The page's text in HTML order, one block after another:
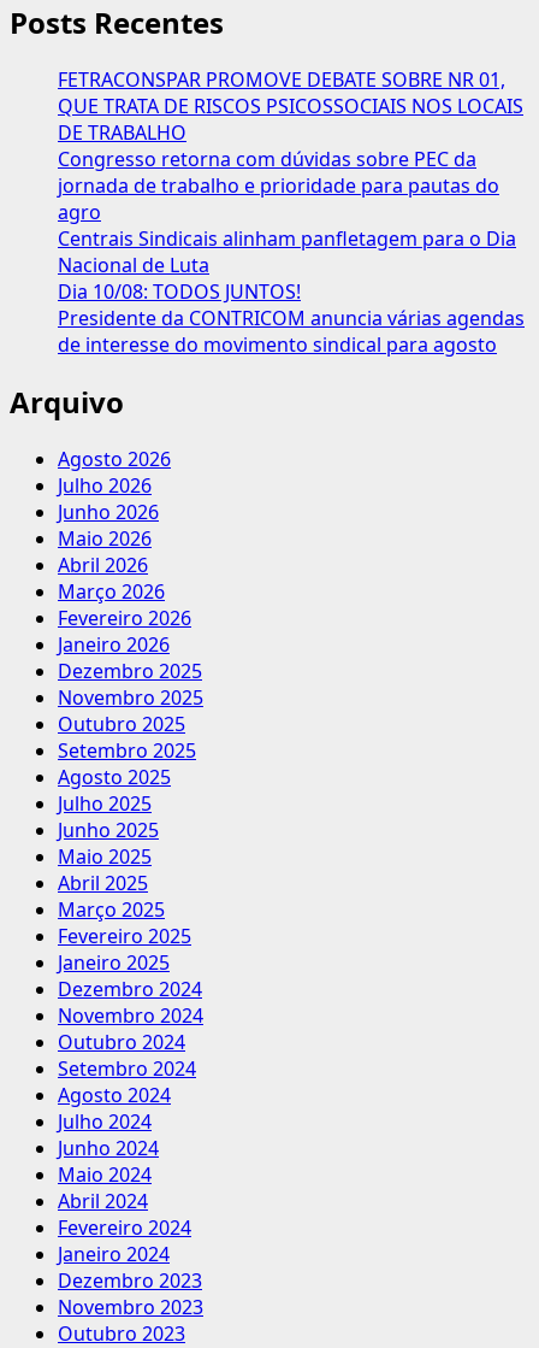
de
trabalhadores
vão
recorrer
da
decisão
do
TST
Posts Recentes
FETRACONSPAR PROMOVE DEBATE SOBRE NR 01,
QUE TRATA DE RISCOS PSICOSSOCIAIS NOS LOCAIS
DE TRABALHO
Congresso retorna com dúvidas sobre PEC da
jornada de trabalho e prioridade para pautas do
agro
Centrais Sindicais alinham panfletagem para o Dia
Nacional de Luta
Dia 10/08: TODOS JUNTOS!
Presidente da CONTRICOM anuncia várias agendas
de interesse do movimento sindical para agosto
Arquivo
Agosto 2026
Julho 2026
Junho 2026
Maio 2026
Abril 2026
Março 2026
Fevereiro 2026
Janeiro 2026
Dezembro 2025
Novembro 2025
Outubro 2025
Setembro 2025
Agosto 2025
Julho 2025
Junho 2025
Maio 2025
Abril 2025
Março 2025
Fevereiro 2025
Janeiro 2025
Dezembro 2024
Novembro 2024
Outubro 2024
Setembro 2024
Agosto 2024
Julho 2024
Junho 2024
Maio 2024
Abril 2024
Fevereiro 2024
Janeiro 2024
Dezembro 2023
Novembro 2023
Outubro 2023